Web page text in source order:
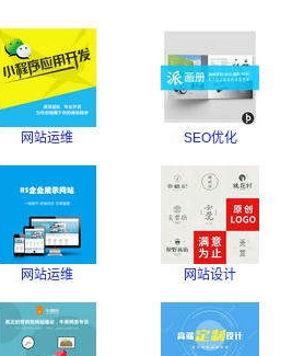
网站运维 SEO优化
网站运维 网站设计